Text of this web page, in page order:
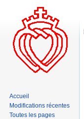
Accueil
Modifications récentes
Toutes les pages